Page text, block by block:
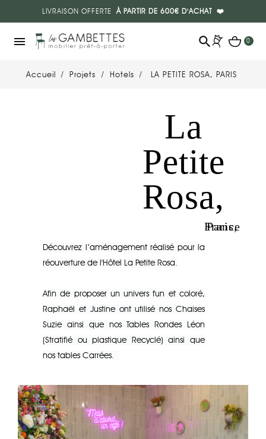
LIVRAISON OFFERTEÀ PARTIR DE 600€ D'ACHAT ❤️
menu search 0
Accueil Projets Hotels LA PETITE ROSA, PARIS
La
Petite
Rosa,
Paris, France
Découvrez l’aménagement réalisé pour la
réouverture de l'Hôtel La Petite Rosa.
Afin de proposer un univers fun et coloré,
Raphaël et Justine ont utilisé nos Chaises
Suzie ainsi que nos Tables Rondes Léon
(Stratifié ou plastique Recyclé) ainsi que
nos tables Carrées.